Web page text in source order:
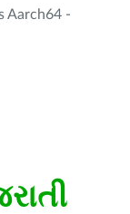
Aarch64 -